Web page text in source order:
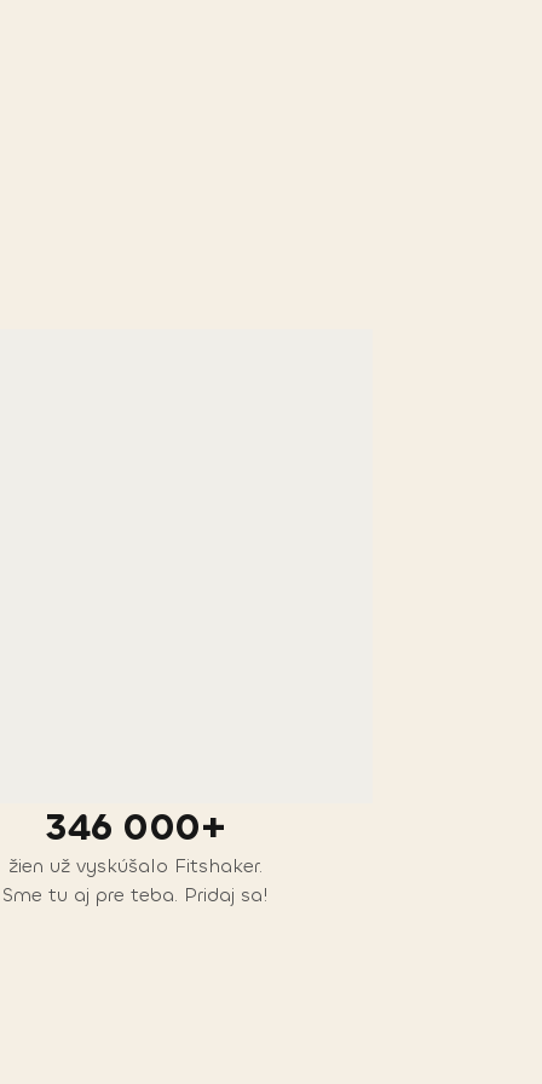
346 000+
žien už vyskúšalo Fitshaker.
Sme tu aj pre teba. Pridaj sa!